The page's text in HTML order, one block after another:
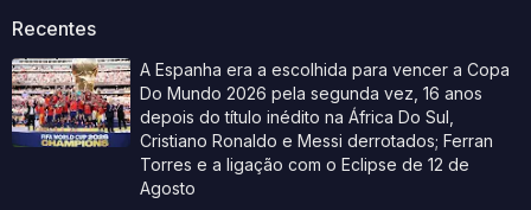
Recentes
A Espanha era a escolhida para vencer a Copa
Do Mundo 2026 pela segunda vez, 16 anos
depois do título inédito na África Do Sul,
Cristiano Ronaldo e Messi derrotados; Ferran
Torres e a ligação com o Eclipse de 12 de
Agosto